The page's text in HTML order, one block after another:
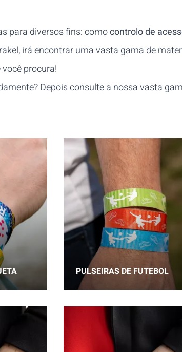
para diversos fins: comocontrolo de
irá encontrar uma vasta gama de
procura!
Depois consulte a nossa vasta
PULSEIRAS DE FUTEBOL